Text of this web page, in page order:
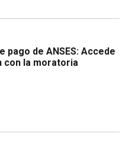
pago de ANSES: Accede
con la moratoria